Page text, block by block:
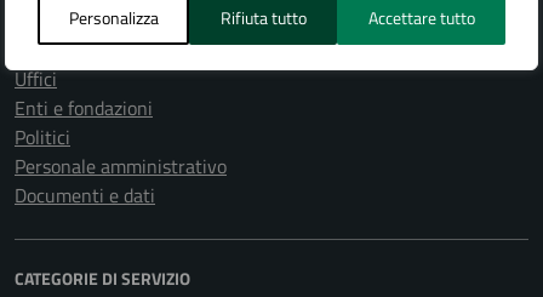
Personalizza Rifiuta tutto Accettare tutto
Organi di governo
Aree amministrative
Uffici
Enti e fondazioni
Politici
Personale amministrativo
Documenti e dati
CATEGORIE DI SERVIZIO